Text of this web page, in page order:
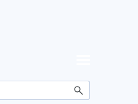
ツにスキップ